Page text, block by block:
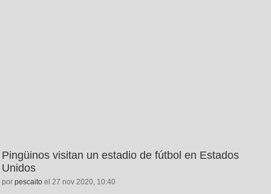
Pingüinos visitan un estadio de fútbol en Estados
Unidos
por pescaito el 27 nov 2020, 10:40